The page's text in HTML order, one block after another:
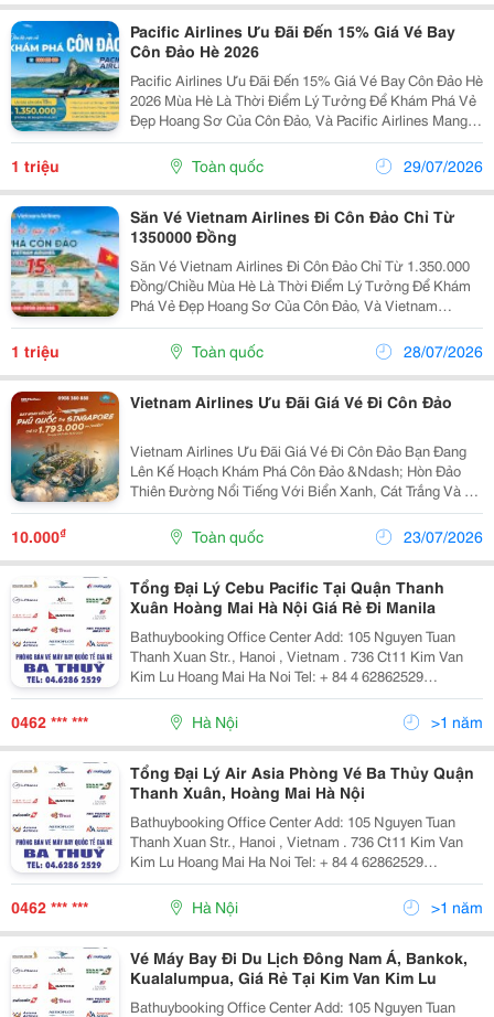
Pacific Airlines Ưu Đãi Đến 15% Giá Vé Bay
Côn Đảo Hè 2026
Pacific Airlines Ưu Đãi Đến 15% Giá Vé Bay Côn Đảo Hè
2026 Mùa Hè Là Thời Điểm Lý Tưởng Để Khám Phá Vẻ
Đẹp Hoang Sơ Của Côn Đảo, Và Pacific Airlines Mang
Đến Cơ Hội Tiết Kiệm Chi Phí Với Chương Trình Ưu Đãi
Hấp Dẫn. Hành Khách Được Giảm Đến 15%...
1 triệu Toàn quốc 29/07/2026
Săn Vé Vietnam Airlines Đi Côn Đảo Chỉ Từ
1350000 Đồng
Săn Vé Vietnam Airlines Đi Côn Đảo Chỉ Từ 1.350.000
Đồng/Chiều Mùa Hè Là Thời Điểm Lý Tưởng Để Khám
Phá Vẻ Đẹp Hoang Sơ Của Côn Đảo, Và Vietnam
Airlines Mang Đến Chương Trình Ưu Đãi Hấp Dẫn Dành
Cho Hành Khách. Theo Đó, Giá Vé Chỉ Từ 1.350.000...
1 triệu Toàn quốc 28/07/2026
Vietnam Airlines Ưu Đãi Giá Vé Đi Côn Đảo
Vietnam Airlines Ưu Đãi Giá Vé Đi Côn Đảo Bạn Đang
Lên Kế Hoạch Khám Phá Côn Đảo &Ndash; Hòn Đảo
Thiên Đường Nổi Tiếng Với Biển Xanh, Cát Trắng Và Hệ
Sinh Thái Nguyên Sơ? Đây Chính Là Thời Điểm Lý
Tưởng Để Đặt Vé Khi Vietnam Airlines Ưu Đãi Giá...
10.000₫ Toàn quốc 23/07/2026
Tổng Đại Lý Cebu Pacific Tại Quận Thanh
Xuân Hoàng Mai Hà Nội Giá Rẻ Đi Manila
Bathuybooking Office Center Add: 105 Nguyen Tuan
Thanh Xuan Str., Hanoi , Vietnam . 736 Ct11 Kim Van
Kim Lu Hoang Mai Ha Noi Tel: + 84 4 62862529
/62862500 Fax: +84 4 62862529 Cell Phone: + 84
972.958.782 + 84 982.419.779 Email: Phongv
0462 *** *** Hà Nội >1 năm
Tổng Đại Lý Air Asia Phòng Vé Ba Thủy Quận
Thanh Xuân, Hoàng Mai Hà Nội
Bathuybooking Office Center Add: 105 Nguyen Tuan
Thanh Xuan Str., Hanoi , Vietnam . 736 Ct11 Kim Van
Kim Lu Hoang Mai Ha Noi Tel: + 84 4 62862529
/62862500 Fax: +84 4 62862529 Cell Phone: + 84
972.958.782 + 84 982.419.779 Email: Phongv
0462 *** *** Hà Nội >1 năm
Vé Máy Bay Đi Du Lịch Đông Nam Á, Bankok,
Kualalumpua, Giá Rẻ Tại Kim Van Kim Lu
Bathuybooking Office Center Add: 105 Nguyen Tuan